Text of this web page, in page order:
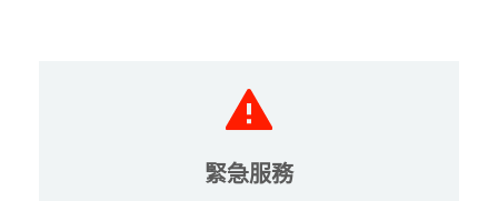
緊急服務